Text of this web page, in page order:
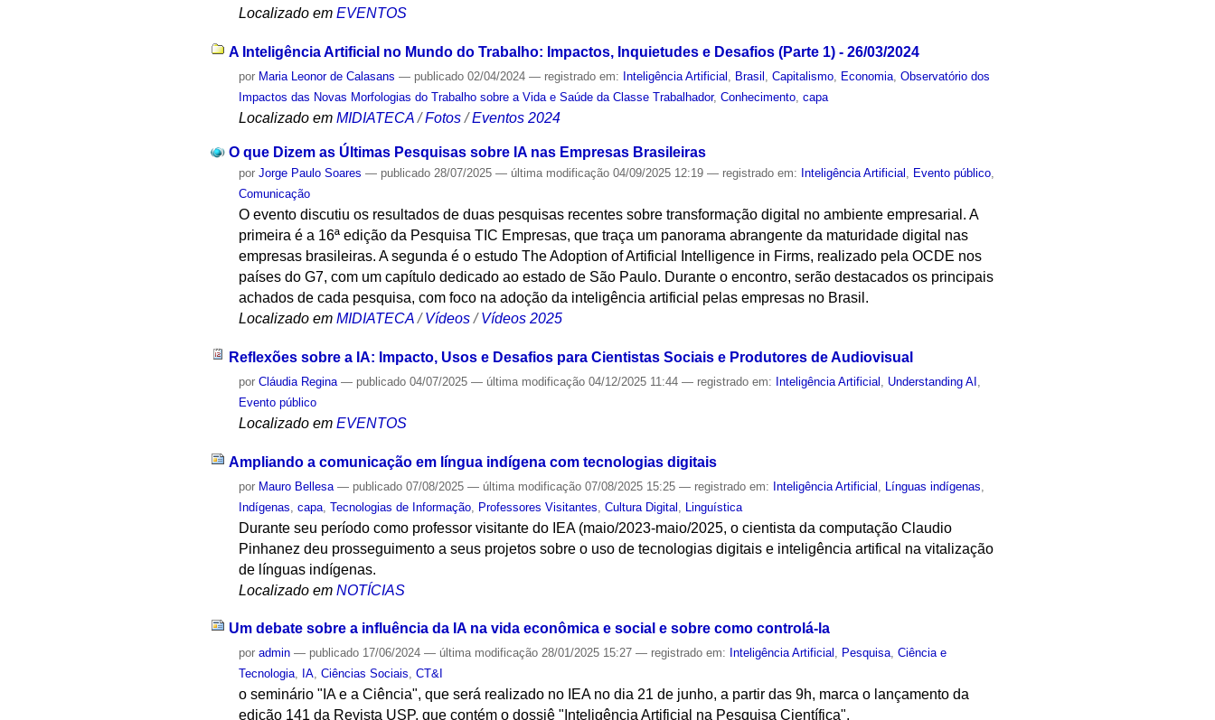
Localizado em EVENTOS
A Inteligência Artificial no Mundo do Trabalho: Impactos, Inquietudes e Desafios (Parte 1) - 26/03/2024
por Maria Leonor de Calasans — publicado 02/04/2024— registrado em: Inteligência Artificial Brasil ,Capitalismo Economia ,Observatório dos
Impactos das Novas Morfologias do Trabalho sobre a Vida e Saúde da Classe Trabalhador,Conhecimento ,capa
Localizado em MIDIATECA /Fotos /Eventos 2024
O que Dizem as Últimas Pesquisas sobre IA nas Empresas Brasileiras
porJorge Paulo Soares — publicado 28/07/2025— última modificação 04/09/2025 12:19— registrado em: Inteligência Artificial , Evento público,
Comunicação
O evento discutiu os resultados de duas pesquisas recentes sobre transformação digital no ambiente empresarial. A
primeira é a 16ª edição da Pesquisa TIC Empresas, que traça um panorama abrangente da maturidade digital nas
empresas brasileiras. A segunda é o estudo The Adoption of Artificial Intelligence in Firms, realizado pela OCDE nos
países do G7, com um capítulo dedicado ao estado de São Paulo. Durante o encontro, serão destacados os principais
achados de cada pesquisa, com foco na adoção da inteligência artificial pelas empresas no Brasil.
Localizado em MIDIATECA /Vídeos /Vídeos 2025
Reflexões sobre a IA: Impacto, Usos e Desafios para Cientistas Sociais e Produtores de Audiovisual
porCláudia Regina — publicado 04/07/2025— última modificação 04/12/2025 11:44— registrado em: Inteligência Artificial Understanding AI
Evento público
Localizado em EVENTOS
Ampliando a comunicação em língua indígena com tecnologias digitais
por Mauro Bellesa — publicado 07/08/2025— última modificação 07/08/2025 15:25— registrado em: Inteligência Artificial Línguas indígenas
Indígenas ,capa ,Tecnologias de Informação Professores Visitantes ,Cultura Digital Linguística
Durante seu período como professor visitante do IEA (maio/2023-maio/2025, o cientista da computação Claudio
Pinhanez deu prosseguimento a seus projetos sobre o uso de tecnologias digitais e inteligência artifical na vitalização
de línguas indígenas.
Localizado em NOTÍCIAS
Um debate sobre a influência da IA na vida econômica e social e sobre como controlá-la
poradmin — publicado 17/06/2024— última modificação 28/01/2025 15:27— registrado em: Inteligência Artificial , Pesquisa,Ciência e
Tecnologia, IA,Ciências Sociais,CT&I
o seminário "IA e a Ciência", que será realizado no IEA no dia 21 de junho, a partir das 9h, marca o lançamento da
edição 141 da Revista USP, que contém o dossiê "Inteligência Artificial na Pesquisa Científica".